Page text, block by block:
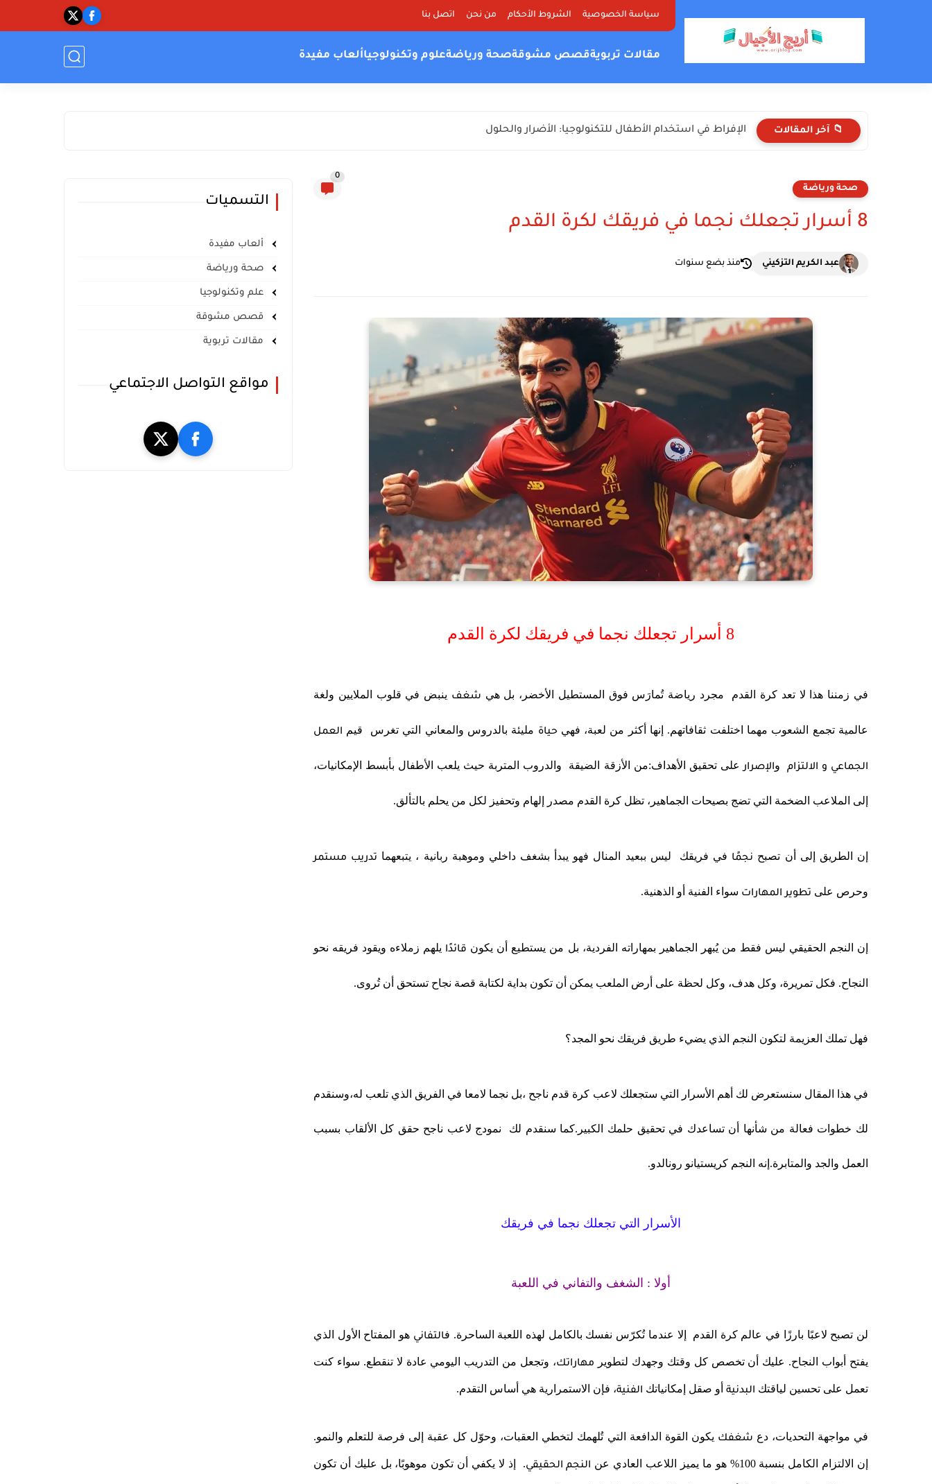
سياسة الخصوصية الشروط الأحكام من نحن اتصل بنا
مقالات تربويةقصص مشوقةصحة ورياضةعلوم وتكنولوجياألعاب مفيدة
📁 آخر المقالات الإفراط في استخدام الأطفال للتكنولوجيا: الأضرار والحلول
صحة ورياضة
0
8 أسرار تجعلك نجما في فريقك لكرة القدم
عبد الكريم التزكيني منذ بضع سنوات
8 أسرار تجعلك نجما في فريقك لكرة القدم
في زمننا هذا لا تعد كرة القدم مجرد رياضة تُمارَس فوق المستطيل الأخضر، بل هي شغف ينبض في قلوب الملايين ولغة
عالمية تجمع الشعوب مهما اختلفت ثقافاتهم. إنها أكثر من لعبة، فهيحياة مليئة بالدروس والمعاني التي تغرس قيم العمل
الجماعي و الالتزام والإصرار على تحقيق الأهداف:من الأزقة الضيقة والدروب المتربة حيث يلعب الأطفال بأبسط الإمكانيات،
إلى الملاعب الضخمة التي تضج بصيحات الجماهير، تظل كرة القدم مصدر إلهام وتحفيز لكل من يحلم بالتألق.
إن الطريق إلى أن تصبح نجمًا في فريقك ليس ببعيد المنال فهو يبدأ بشغف داخلي وموهبة ربانية ، يتبعهما تدريب مستمر
وحرص على تطوير المهارات سواء الفنية أو الذهنية.
إن النجم الحقيقي ليس فقط من يُبهر الجماهير بمهاراته الفردية، بل من يستطيع أن يكون قائدًا يلهم زملاءه ويقود فريقه نحو
النجاح. فكل تمريرة، وكل هدف، وكل لحظة على أرض الملعب يمكن أن تكون بداية لكتابة قصة نجاح تستحق أن تُروى.
فهل تملك العزيمة لتكون النجم الذي يضيء طريق فريقك نحو المجد؟
في هذا المقال سنستعرض لك أهم الأسرار التي ستجعلك لاعب كرة قدم ناجح ،بل نجما لامعا في الفريق الذي تلعب له،وسنقدم
لك خطوات فعالة من شأنها أن تساعدك في تحقيق حلمك الكبير.كما سنقدم لك نمودج لاعب ناجح حقق كل الألقاب بسبب
العمل والجد والمتابرة.إنه النجم كريستيانو رونالدو.
الأسرار التي تجعلك نجما في فريقك
أولا : الشغف والتفاني في اللعبة
لن تصبح لاعبًا بارزًا في عالم كرة القدم إلا عندما تُكرّس نفسك بالكامل لهذه اللعبة الساحرة. فالتفاني هو المفتاح الأول الذي
يفتح أبواب النجاح. عليك أن تخصص كل وقتك وجهدك لتطوير مهاراتك، وتجعل من التدريب اليومي عادة لا تنقطع. سواء كنت
تعمل على تحسين لياقتك البدنية أو صقل إمكانياتك الفنية، فإن الاستمرارية هي أساس التقدم.
في مواجهة التحديات، دع شغفك يكون القوة الدافعة التي تُلهمك لتخطي العقبات، وحوّل كل عقبة إلى فرصة للتعلم والنمو.
إن الالتزام الكامل بنسبة 100% هو ما يميز اللاعب العادي عن النجم الحقيقي. إذ لا يكفي أن تكون موهوبًا، بل عليك أن تكون
التسميات
ألعاب مفيدة
صحة ورياضة
علم وتكنولوجيا
قصص مشوقة
مقالات تربوية
مواقع التواصل الاجتماعي